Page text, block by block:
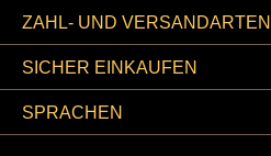
ZAHL- UND VERSANDARTEN
SICHER EINKAUFEN
SPRACHEN